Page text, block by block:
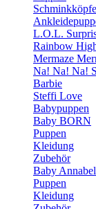
Schminkköpfe
L.O.L.
Rainbow
Mermaze
Na! Na! Na!
Barbie
Steffi Love
Babypuppen
Baby BORN
Puppen
Kleidung
Zubehör
Baby
Puppen
Kleidung